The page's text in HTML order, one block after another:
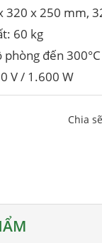
320 x 250 mm,
60 kg
đến
V / 1.600 W
Chia sẽ